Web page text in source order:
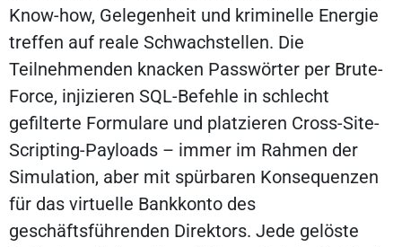
Know-how, Gelegenheit und kriminelle Energie
treffen auf reale Schwach­stellen. Die
Teilnehmenden knacken Passwörter per Brute-
Force, injizieren SQL-Befehle in schlecht
gefilterte Formulare und platzieren Cross-Site-
Scripting-Payloads – immer im Rahmen der
Simulation, aber mit spürbaren Konsequenzen
für das virtuelle Bankkonto des
geschäftsführenden Direktors. Jede gelöste